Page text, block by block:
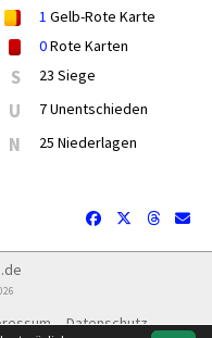
1 Gelb-Rote Karte
0Rote Karten
S 23 Siege
U 7 Unentschieden
N 25 Niederlagen
Datenschutz